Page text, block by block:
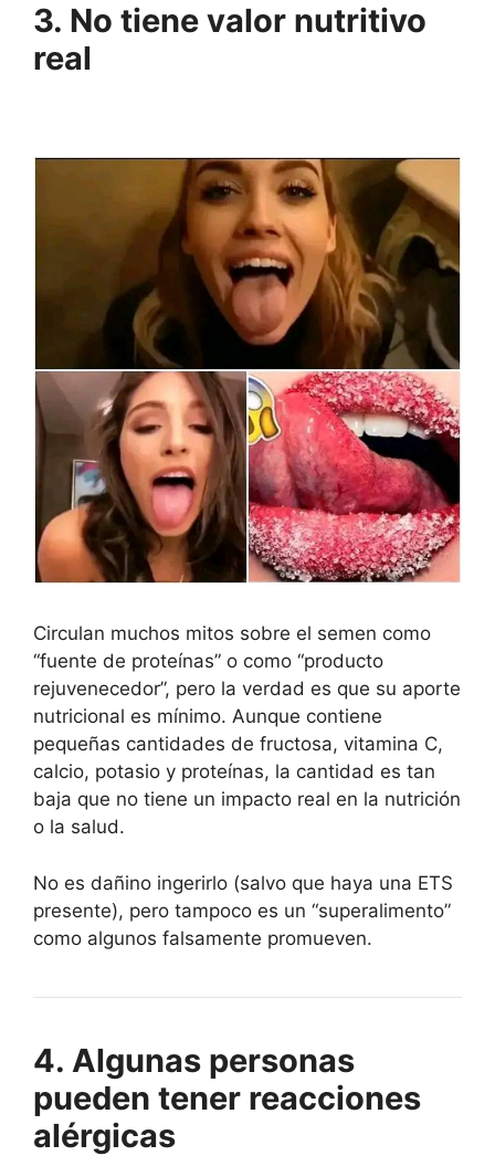
3. No tiene valor nutritivo
real
Circulan muchos mitos sobre el semen como
“fuente de proteínas” o como “producto
rejuvenecedor”, pero la verdad es que su aporte
nutricional es mínimo. Aunque contiene
pequeñas cantidades de fructosa, vitamina C,
calcio, potasio y proteínas, la cantidad es tan
baja que no tiene un impacto real en la nutrición
o la salud.
No es dañino ingerirlo (salvo que haya una ETS
presente), pero tampoco es un “superalimento”
como algunos falsamente promueven.
4. Algunas personas
pueden tener reacciones
alérgicas